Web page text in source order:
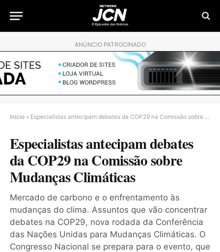
ANÚNCIO PATROCINADO
Início » Especialistas antecipam debates da COP29 na Comissão sobre Mudanças Climáticas
Especialistas antecipam debates
da COP29 na Comissão sobre
Mudanças Climáticas
Mercado de carbono e o enfrentamento às
mudanças do clima. Assuntos que vão concentrar
debates na COP29, nova rodada da Conferência
das Nações Unidas para Mudanças Climáticas. O
Congresso Nacional se prepara para o evento, que